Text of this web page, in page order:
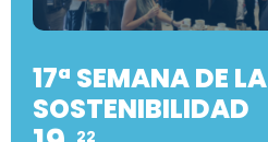
17ª SEMANA DE LA
SOSTENIBILIDAD
22